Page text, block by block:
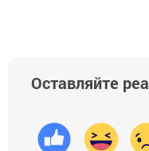
Оставляйте